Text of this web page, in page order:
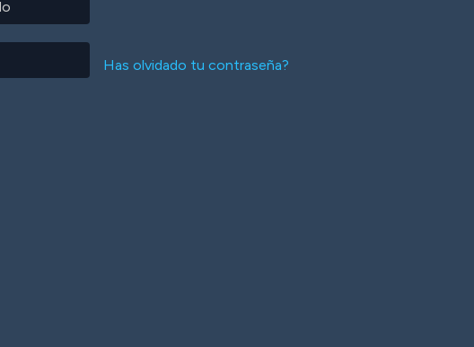
Has olvidado tu contraseña?